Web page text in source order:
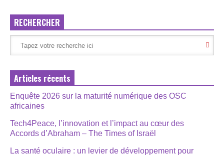
RECHERCHER
Articles récents
Enquête 2026 sur la maturité numérique des OSC
africaines
Tech4Peace, l’innovation et l’impact au cœur des
Accords d’Abraham – The Times of Israël
La santé oculaire : un levier de développement pour